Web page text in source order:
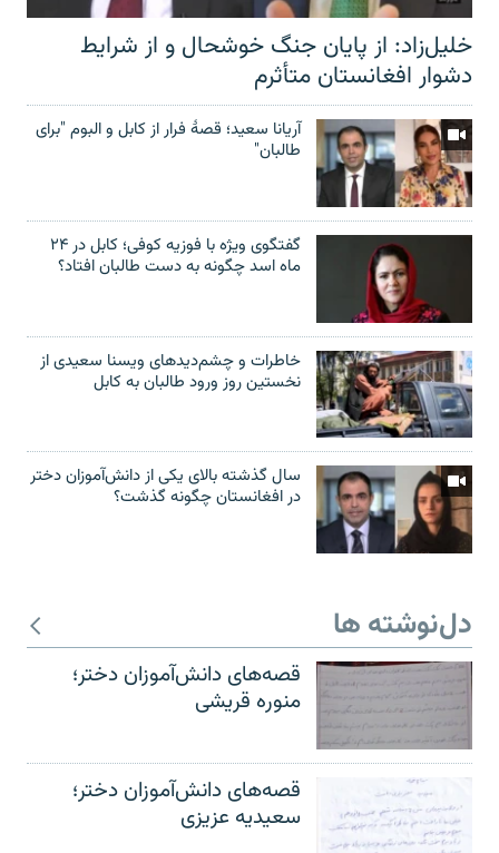
خلیل‌زاد: از پایان جنگ خوشحال و از شرایط
دشوار افغانستان متأثرم
آریانا سعید؛ قصۀ فرار از کابل و البوم "برای
طالبان"
گفتگوی ویژه با فوزیه کوفی؛ کابل در ۲۴
ماه اسد چگونه به دست طالبان افتاد؟
خاطرات و چشم‌دید‌های ویسنا سعیدی از
نخستین روز ورود طالبان به کابل
سال گذشته بالای یکی از دانش‌آموزان دختر
در افغانستان چگونه گذشت؟
دل‌نوشته ها
قصه‌های دانش‌آموزان دختر؛
منوره قریشی
قصه‌های دانش‌آموزان دختر؛
سعیدیه عزیزی